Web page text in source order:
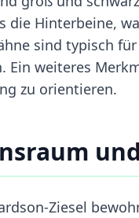
die Hinterbeine,
sind typisch
Ein weiteres
zu orientieren.
Ziesel